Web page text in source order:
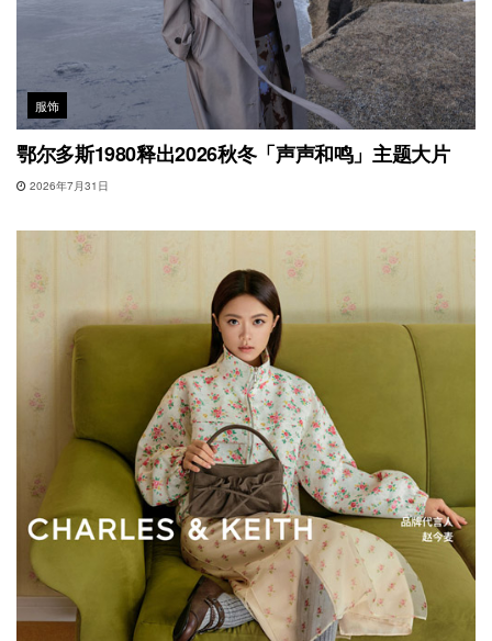
服饰
鄂尔多斯1980释出2026秋冬「声声和鸣」主题大片
2026年7月31日